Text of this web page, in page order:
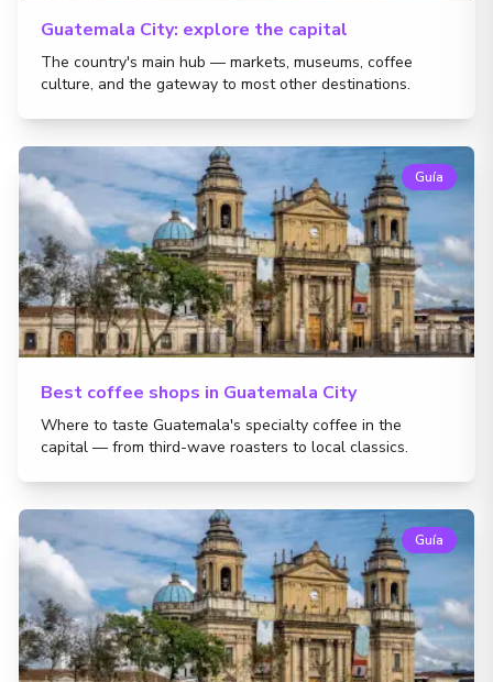
Guatemala City: explore the capital
The country's main hub — markets, museums, coffee
culture, and the gateway to most other destinations.
Guía
Best coffee shops in Guatemala City
Where to taste Guatemala's specialty coffee in the
capital — from third-wave roasters to local classics.
Guía